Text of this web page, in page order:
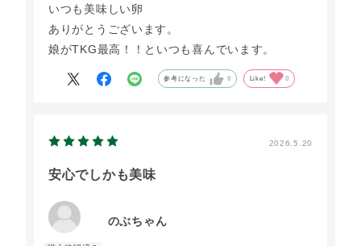
いつも美味しい卵
ありがとうございます。
娘がTKG最高！！といつも喜んでいます。
参考になった 0 Like! 0
2026.5.20
安心でしかも美味
のぶちゃん